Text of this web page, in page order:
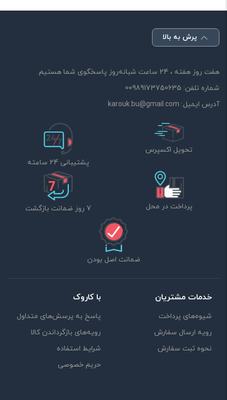
پرش به بالا
هفت روز هفته ، 24 ساعت شبانه‌روز پاسخگوی شما هستیم.
شماره تلفن: 00989173750635
آدرس ایمیل: karouk.bu@gmail.com
تحویل اکسپرس
پشتیبانی 24 ساعته
پرداخت در محل 7 روز ضمانت بازگشت
ضمانت اصل بودن
خدمات مشتریان
شیوه‌های پرداخت
رویه ارسال سفارش
نحوه ثبت سفارش
با کاروک
پاسخ به پرسش‌های متداول
رویه‌های بازگرداندن کالا
شرایط استفاده
حریم خصوصی